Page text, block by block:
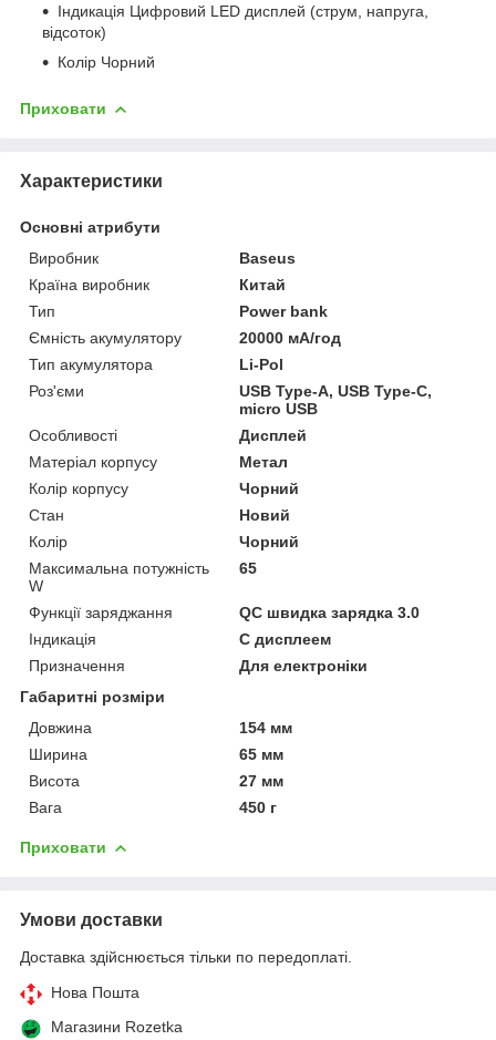
Індикація Цифровий LED дисплей (струм, напруга,
відсоток)
Колір Чорний
Приховати
Характеристики
Основні атрибути
Виробник
Baseus
Країна виробник
Китай
Тип
Power bank
Ємність акумулятору
20000 мА/год
Тип акумулятора
Li-Pol
Роз'єми
USB Type-A, USB Type-C,
micro USB
Особливості
Дисплей
Матеріал корпусу
Метал
Колір корпусу
Чорний
Стан
Новий
Колір
Чорний
Максимальна потужність
W
65
Функції заряджання
QC швидка зарядка 3.0
Індикація
С дисплеем
Призначення
Для електроніки
Габаритні розміри
Довжина
154 мм
Ширина
65 мм
Висота
27 мм
Вага
450 г
Приховати
Умови доставки
Доставка здійснюється тільки по передоплаті.
Нова Пошта
Магазини Rozetka